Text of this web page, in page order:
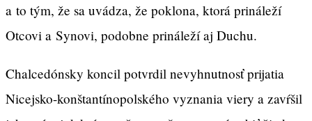
a to tým, že sa uvádza, že poklona, ktorá prináleží
Otcovi a Synovi, podobne prináleží aj Duchu.
Chalcedónsky koncil potvrdil nevyhnutnosť prijatia
Nicejsko-konštantínopolského vyznania viery a zavŕšil